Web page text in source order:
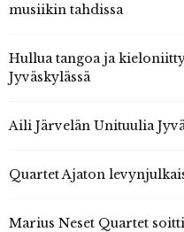
musiikin tahdissa
Hullua tangoa ja
Jyväskylässä
Aili Järvelän Unituulia
Quartet Ajaton
Marius Neset Quartet